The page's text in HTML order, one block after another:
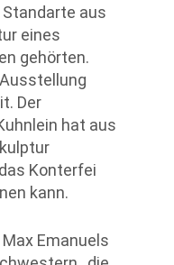
aus
eines
gehörten.
Der
hat aus
Konterfei
kann.
Emanuels